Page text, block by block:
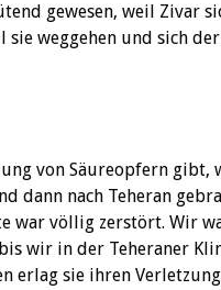
gewesen, weil Zivar
sie weggehen und sich
von Säureopfern gibt,
dann nach Teheran
war völlig zerstört. Wir
wir in der Teheraner
erlag sie ihren